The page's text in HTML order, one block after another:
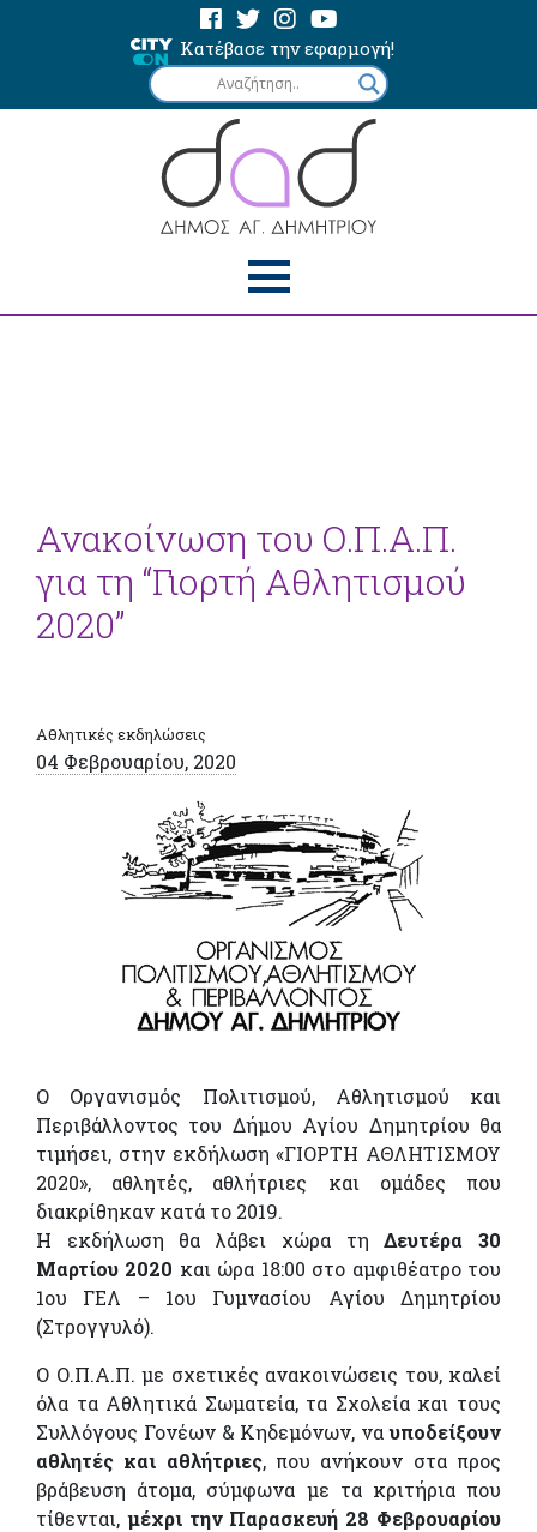
Κατέβασε την εφαρμογή!
Ανακοίνωση του Ο.Π.Α.Π.
για τη “Γιορτή Αθλητισμού
2020”
Αθλητικές εκδηλώσεις
04 Φεβρουαρίου, 2020
Ο Οργανισμός Πολιτισμού, Αθλητισμού και
Περιβάλλοντος του Δήμου Αγίου Δημητρίου θα
τιμήσει, στην εκδήλωση «ΓΙΟΡΤΗ ΑΘΛΗΤΙΣΜΟΥ
2020», αθλητές, αθλήτριες και ομάδες που
διακρίθηκαν κατά το 2019.
Η εκδήλωση θα λάβει χώρα τηΔευτέρα 30
Μαρτίου 2020 και ώρα 18:00 στο αμφιθέατρο του
1ου ΓΕΛ – 1ου Γυμνασίου Αγίου Δημητρίου
(Στρογγυλό).
Ο Ο.Π.Α.Π. με σχετικές ανακοινώσεις του, καλεί
όλα τα Αθλητικά Σωματεία, τα Σχολεία και τους
Συλλόγους Γονέων & Κηδεμόνων, ναυποδείξουν
αθλητές και αθλήτριες, που ανήκουν στα προς
βράβευση άτομα, σύμφωνα με τα κριτήρια που
τίθενται, μέχρι την Παρασκευή 28 Φεβρουαρίου